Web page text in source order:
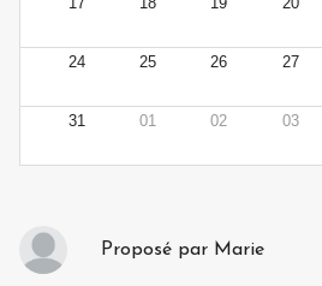
24 25 26 27
31 01 02 03
Proposé par Marie